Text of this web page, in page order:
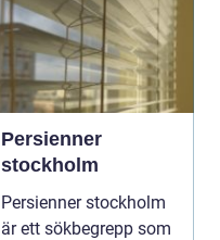
Persienner
stockholm
Persienner stockholm
är ett sökbegrepp som